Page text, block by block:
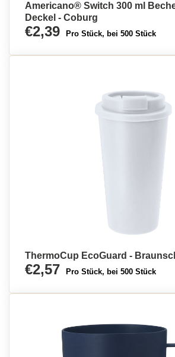
Americano® Switch 300 ml
Deckel - Coburg
€2,39 Pro Stück, bei 500 Stück
ThermoCup EcoGuard -
€2,57 Pro Stück, bei 500 Stück